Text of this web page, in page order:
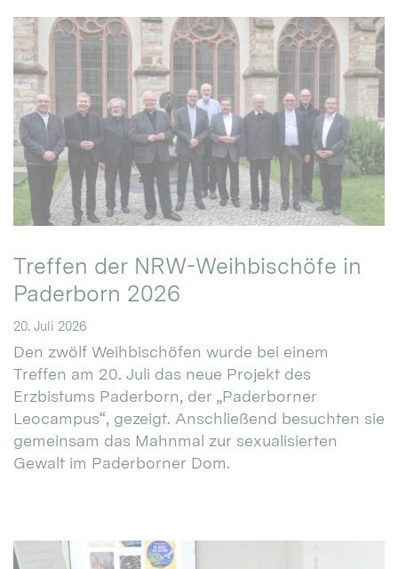
Treffen der NRW-Weihbischöfe in
Paderborn 2026
20. Juli 2026
Den zwölf Weihbischöfen wurde bei einem
Treffen am 20. Juli das neue Projekt des
Erzbistums Paderborn, der „Paderborner
Leocampus“, gezeigt. Anschließend besuchten sie
gemeinsam das Mahnmal zur sexualisierten
Gewalt im Paderborner Dom.